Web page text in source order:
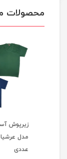
محصولات
زیرپوش
عددی